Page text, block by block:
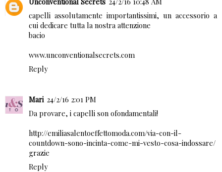
capelli assolutamente importantissimi, un accessorio a
cui dedicare tutta la nostra attenzione
bacio
www.unconventionalsecrets.com
Reply
Mari 24/2/16 2:01 PM
Da provare, i capelli son ofondamentali!
http://emiliasalentoeffettomoda.com/via-con-il-
countdown-sono-incinta-come-mi-vesto-cosa-indossare/
grazie
Reply